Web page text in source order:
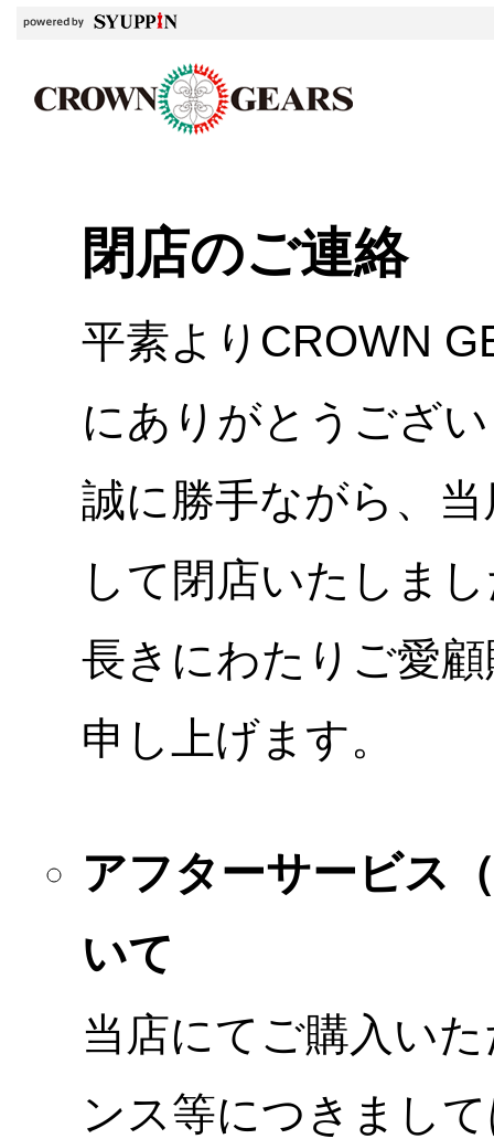
閉店のご連絡
平素よりCROWN
にありがとうござ
誠に勝手ながら、
して閉店いたしま
長きにわたりご愛
申し上げます。
アフターサービス
いて
当店にてご購入い
ンス等につきまし